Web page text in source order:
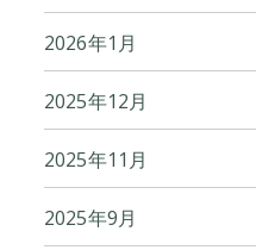
2026年1月
2025年12月
2025年11月
2025年9月